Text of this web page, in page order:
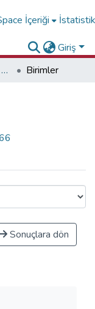
İçeriği
Giriş
Araştırmacılar, Projeler ve Birimler Birimler
Sonuçlara dön